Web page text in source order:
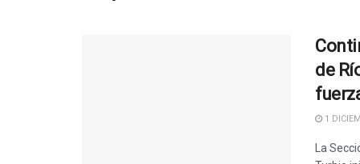
de
1
La